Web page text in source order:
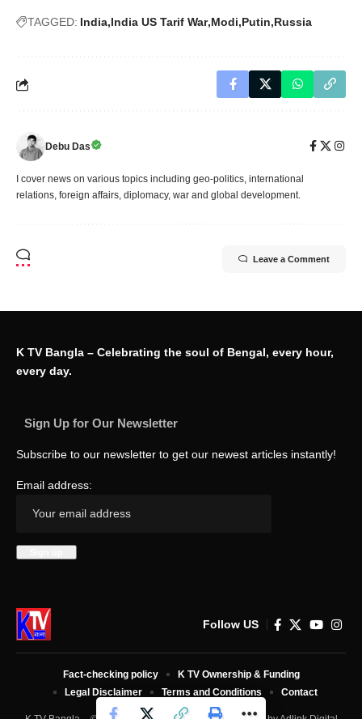
TAGGED: India India US Tarif War Modi Putin Russia
Debu Das
I cover news on various topics including geo-politics, international
relations, foreign affairs, diplomacy, war and global development.
Leave a Comment
K TV Bangla – Celebrating the soul of Bengal, every hour,
every day.
Sign Up for Our Newsletter
Subscribe to our newsletter to get our newest articles instantly!
Email address:
Follow US
Fact-checking policy
K TV Ownership & Funding
Legal Disclaimer
Terms and Conditions Contact